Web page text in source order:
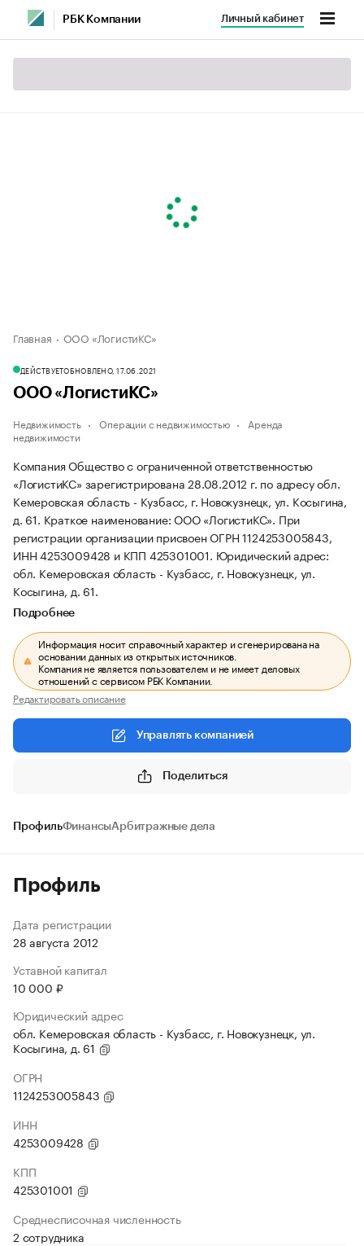
РБК Компании Личный кабинет
Главная ООО «ЛогистиКС»
ДЕЙСТВУЕТОБНОВЛЕНО, 17.06.2021
ООО «ЛогистиКС»
Недвижимость Операции с недвижимостью
Аренда
недвижимости
Компания Общество с ограниченной ответственностью
«ЛогистиКС» зарегистрирована 28.08.2012 г. по адресу обл.
Кемеровская область - Кузбасс, г. Новокузнецк, ул. Косыгина,
д. 61. Краткое наименование: ООО «ЛогистиКС». При
регистрации организации присвоен ОГРН 1124253005843,
ИНН 4253009428 и КПП 425301001. Юридический адрес:
обл. Кемеровская область - Кузбасс, г. Новокузнецк, ул.
Косыгина, д. 61.
Подробнее
Информация носит справочный характер и сгенерирована на
основании данных из открытых источников.
Компания не является пользователем и не имеет деловых
отношений с сервисом РБК Компании.
Редактировать описание
Управлять компанией
Поделиться
ПрофильФинансыАрбитражные дела
Профиль
Дата регистрации
28 августа 2012
Уставной капитал
10 000 ₽
Юридический адрес
обл. Кемеровская область - Кузбасс, г. Новокузнецк, ул.
Косыгина, д. 61
ОГРН
1124253005843
ИНН
4253009428
КПП
425301001
Среднесписочная численность
2 сотрудника